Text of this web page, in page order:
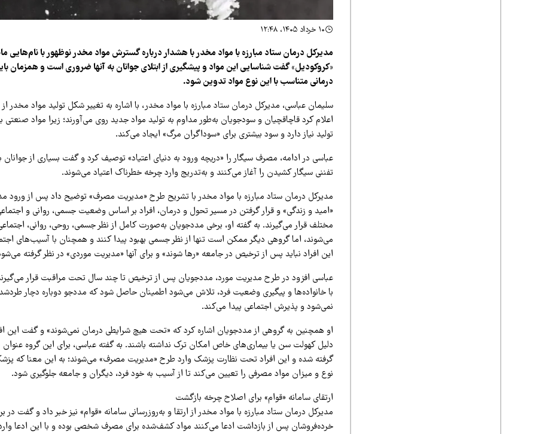
۱۰ خرداد ۱۴۰۵، ۱۲:۴۸
مدیرکل درمان ستاد مبارزه با مواد مخدر با هشدار درباره گسترش مواد مخدر نوظهور با نام‌هایی
«کروکودیل» گفت شناسایی این مواد و پیشگیری از ابتلای جوانان به آنها ضروری است و همزمان
درمانی متناسب با این نوع مواد تدوین شود.
سلیمان عباسی، مدیرکل درمان ستاد مبارزه با مواد مخدر، با اشاره به تغییر شکل تولید مواد مخدر
اعلام کرد قاچاقچیان و سودجویان به‌طور مداوم به تولید مواد جدید روی می‌آورند؛ زیرا مواد
تولید نیاز دارد و سود بیشتری برای «سوداگران مرگ» ایجاد می‌کند.
عباسی در ادامه، مصرف سیگار را «دریچه ورود به دنیای اعتیاد» توصیف کرد و گفت بسیاری از
تفننی سیگار کشیدن را آغاز می‌کنند و به‌تدریج وارد چرخه خطرناک اعتیاد می‌شوند.
مدیرکل درمان ستاد مبارزه با مواد مخدر با تشریح طرح «مدیریت مصرف» توضیح داد پس از ورود
«امید و زندگی» و قرار گرفتن در مسیر تحول و درمان، افراد بر اساس وضعیت جسمی، روانی و
مختلف قرار می‌گیرند. به گفته او، برخی مددجویان به‌صورت کامل از نظر جسمی، روحی، روانی،
می‌شوند، اما گروهی دیگر ممکن است تنها از نظر جسمی بهبود پیدا کنند و همچنان با آسیب‌های
این افراد نباید پس از ترخیص در جامعه «رها شوند» و برای آنها «مدیریت موردی» در نظر گرفته
عباسی افزود در طرح مدیریت مورد، مددجویان پس از ترخیص تا چند سال تحت مراقبت قرار می‌گیرند
با خانواده‌ها و پیگیری وضعیت فرد، تلاش می‌شود اطمینان حاصل شود که مددجو دوباره دچار
نمی‌شود و پذیرش اجتماعی پیدا می‌کند.
او همچنین به گروهی از مددجویان اشاره کرد که «تحت هیچ شرایطی درمان نمی‌شوند» و گفت این
دلیل کهولت سن یا بیماری‌های خاص امکان ترک نداشته باشند. به گفته عباسی، برای این گروه عنوان
گرفته شده و این افراد تحت نظارت پزشک وارد طرح «مدیریت مصرف» می‌شوند؛ به این معنا که
نوع و میزان مواد مصرفی را تعیین می‌کند تا از آسیب به خود فرد، دیگران و جامعه جلوگیری شود.
ارتقای سامانه «قوام» برای اصلاح چرخه بازگشت
مدیرکل درمان ستاد مبارزه با مواد مخدر از ارتقا و به‌روزرسانی سامانه «قوام» نیز خبر داد و گفت در